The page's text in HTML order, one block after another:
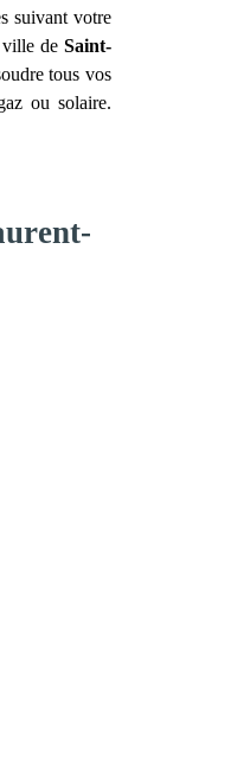
suivant votre
ville de Saint-
tous vos
ou solaire.